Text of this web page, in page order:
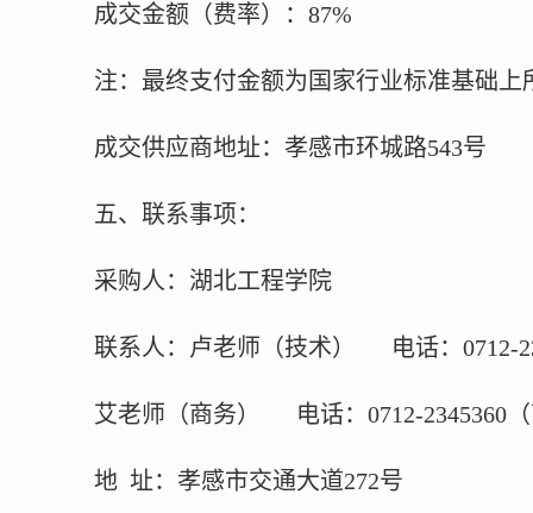
成交金额（费率） ： 87%
注：最终支付金额为国家行业标准基础上
成交供应商地址：孝感市环城路543号
五、联系事项 ：
采购人：湖北工程学院
联系人：卢老师（技术） 电话： 0712-
艾老师（商务） 电话： 0712-2345360
地 址：孝感市交通大道272号